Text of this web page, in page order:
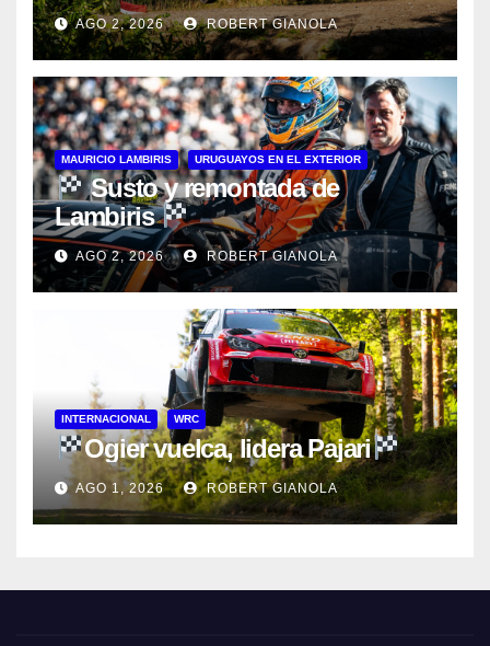
AGO 2, 2026 ROBERT GIANOLA
MAURICIO LAMBIRIS URUGUAYOS EN EL EXTERIOR
Susto y remontada de
Lambiris
AGO 2, 2026 ROBERT GIANOLA
INTERNACIONAL WRC
Ogier vuelca, lidera Pajari
AGO 1, 2026 ROBERT GIANOLA